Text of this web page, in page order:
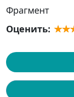
Фрагмент
Оценить: